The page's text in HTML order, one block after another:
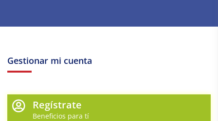
Gestionar mi cuenta
Regístrate
Beneficios para tí